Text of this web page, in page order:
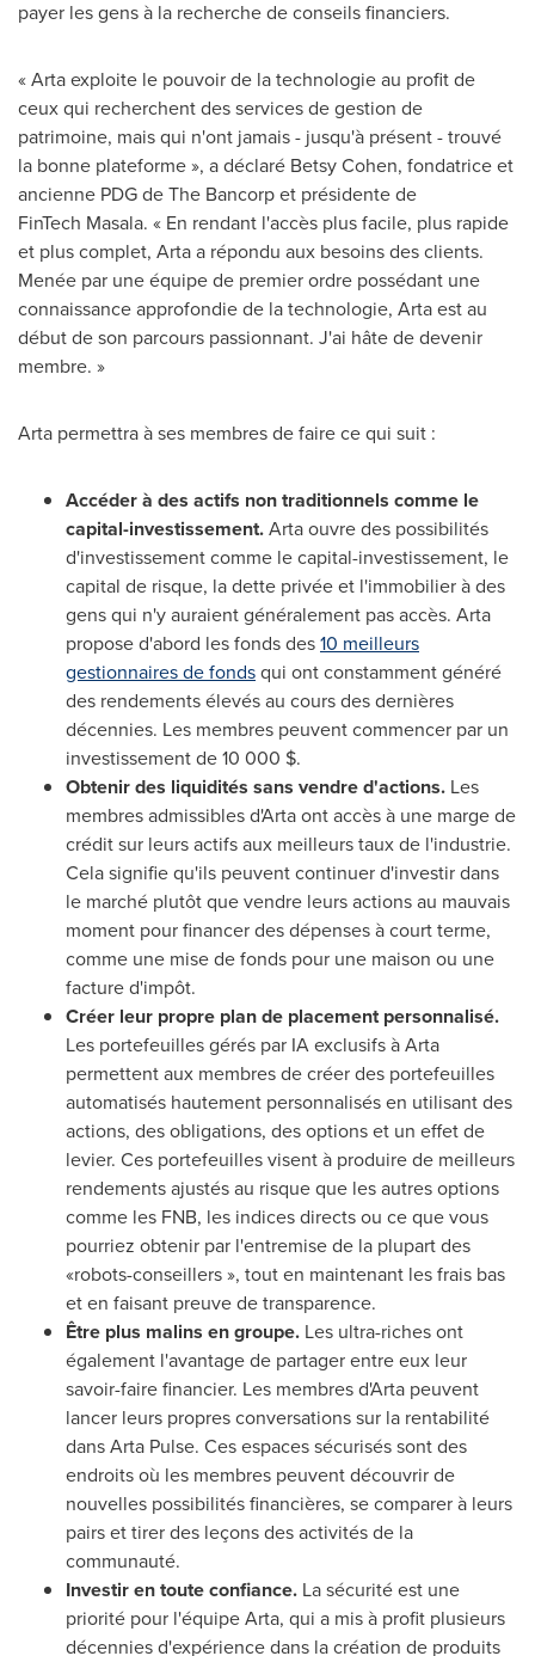
payer les gens à la recherche de conseils financiers.
« Arta exploite le pouvoir de la technologie au profit de
ceux qui recherchent des services de gestion de
patrimoine, mais qui n'ont jamais - jusqu'à présent - trouvé
la bonne plateforme », a déclaré Betsy Cohen, fondatrice et
ancienne PDG de The Bancorp et présidente de
FinTech Masala. « En rendant l'accès plus facile, plus rapide
et plus complet, Arta a répondu aux besoins des clients.
Menée par une équipe de premier ordre possédant une
connaissance approfondie de la technologie, Arta est au
début de son parcours passionnant. J'ai hâte de devenir
membre. »
Arta permettra à ses membres de faire ce qui suit :
Accéder à des actifs non traditionnels comme le
capital-investissement.Arta ouvre des possibilités
d'investissement comme le capital-investissement, le
capital de risque, la dette privée et l'immobilier à des
gens qui n'y auraient généralement pas accès. Arta
propose d'abord les fonds des10 meilleurs
gestionnaires de fondsqui ont constamment généré
des rendements élevés au cours des dernières
décennies. Les membres peuvent commencer par un
investissement de 10 000 $.
Obtenir des liquidités sans vendre d'actions. Les
membres admissibles d'Arta ont accès à une marge de
crédit sur leurs actifs aux meilleurs taux de l'industrie.
Cela signifie qu'ils peuvent continuer d'investir dans
le marché plutôt que vendre leurs actions au mauvais
moment pour financer des dépenses à court terme,
comme une mise de fonds pour une maison ou une
facture d'impôt.
Créer leur propre plan de placement personnalisé.
Les portefeuilles gérés par IA exclusifs à Arta
permettent aux membres de créer des portefeuilles
automatisés hautement personnalisés en utilisant des
actions, des obligations, des options et un effet de
levier. Ces portefeuilles visent à produire de meilleurs
rendements ajustés au risque que les autres options
comme les FNB, les indices directs ou ce que vous
pourriez obtenir par l'entremise de la plupart des
«robots-conseillers », tout en maintenant les frais bas
et en faisant preuve de transparence.
Être plus malins en groupe. Les ultra-riches ont
également l'avantage de partager entre eux leur
savoir-faire financier. Les membres d'Arta peuvent
lancer leurs propres conversations sur la rentabilité
dans Arta Pulse. Ces espaces sécurisés sont des
endroits où les membres peuvent découvrir de
nouvelles possibilités financières, se comparer à leurs
pairs et tirer des leçons des activités de la
communauté.
Investir en toute confiance. La sécurité est une
priorité pour l'équipe Arta, qui a mis à profit plusieurs
décennies d'expérience dans la création de produits